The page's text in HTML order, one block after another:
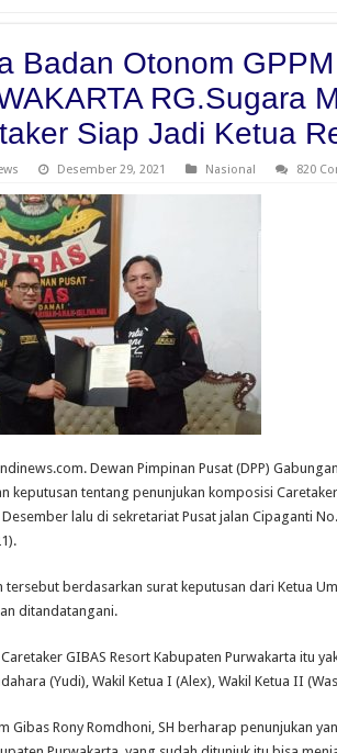
Badan Otonom
RG.Sugara
Siap Jadi Ketua
Desember 29, 2021 Nasional 820
Dewan Pimpinan Pusat (DPP)
keputusan tentang penunjukan komposisi
lalu di sekretariat Pusat jalan Cipaganti
tersebut berdasarkan surat keputusan dari Ketua
ditandatangani.
GIBAS Resort Kabupaten Purwakarta itu
(Yudi), Wakil Ketua I (Alex), Wakil Ketua II
Gibas Rony Romdhoni, SH berharap penunjukan